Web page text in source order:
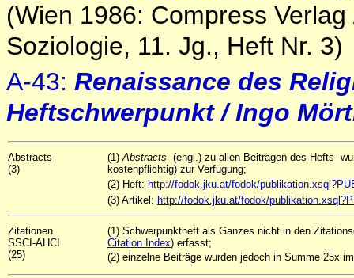
(Wien 1986: Compress
Soziologie, 11. Jg., Heft Nr. 3)
A-43: Renaissance des
Heftschwerpunkt / Ingo
Abstracts
(3)
(1)Abstracts (engl.) zu allen Beiträgen des Hefts
kostenpflichtig) zur Verfügung;
(2) Heft: http://fodok.jku.at/fodok/
(3) Artikel: http://fodok.jku.at/fodok/
Zitationen
SSCI-AHCI
(25)
(1) Schwerpunktheft als Ganzes nicht in den
Citation Index) erfasst;
(2) einzelne Beiträge wurden jedoch in Summe 25x